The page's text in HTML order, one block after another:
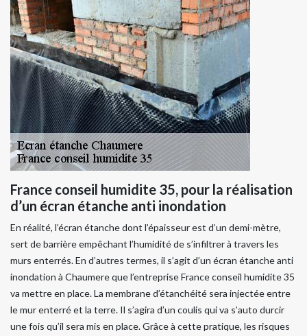
France conseil humidite 35, pour la réalisation
d’un écran étanche anti inondation
En réalité, l’écran étanche dont l’épaisseur est d’un demi-mètre,
sert de barrière empêchant l’humidité de s’infiltrer à travers les
murs enterrés. En d’autres termes, il s’agit d’un écran étanche anti
inondation à Chaumere que l’entreprise France conseil humidite 35
va mettre en place. La membrane d’étanchéité sera injectée entre
le mur enterré et la terre. Il s’agira d’un coulis qui va s’auto durcir
une fois qu’il sera mis en place. Grâce à cette pratique, les risques